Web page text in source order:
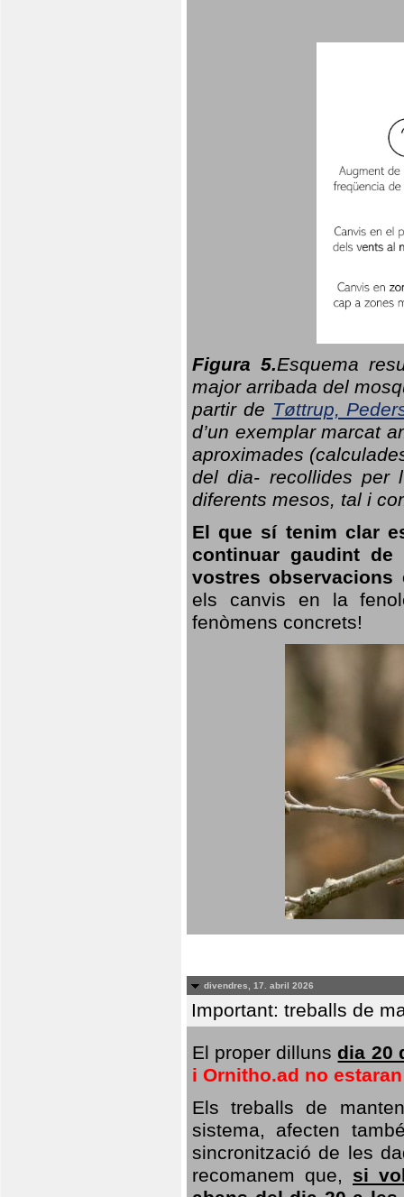
Figura 5.Esquema
major arribada del
partir de Tøttrup,
d’un exemplar marcat
aproximades
del dia- recollides per
diferents mesos, tal i
El que sí tenim clar
continuar gaudint
vostres
els canvis en la
fenòmens concrets!
divendres, 17. abril 2026
Important: treballs de
El proper dilluns dia 20
i Ornitho.ad no
Els treballs de
sistema, afecten
sincronització de les
recomanem que, si